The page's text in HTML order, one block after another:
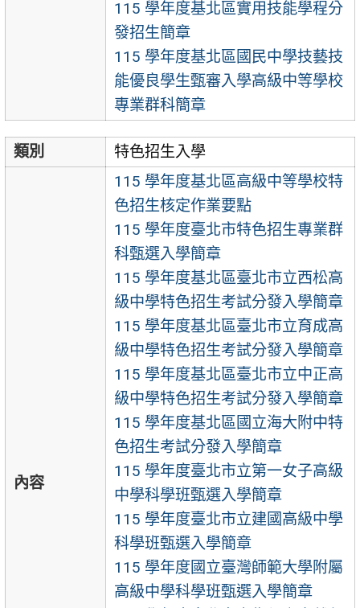
115 學年度基北區實用技能學程分
發招生簡章
115 學年度基北區國民中學技藝技
能優良學生甄審入學高級中等學校
專業群科簡章
類別 特色招生入學
內容
115 學年度基北區高級中等學校特
色招生核定作業要點
115 學年度臺北市特色招生專業群
科甄選入學簡章
115 學年度基北區臺北市立西松高
級中學特色招生考試分發入學簡章
115 學年度基北區臺北市立育成高
級中學特色招生考試分發入學簡章
115 學年度基北區臺北市立中正高
級中學特色招生考試分發入學簡章
115 學年度基北區國立海大附中特
色招生考試分發入學簡章
115 學年度臺北市立第一女子高級
中學科學班甄選入學簡章
115 學年度臺北市立建國高級中學
科學班甄選入學簡章
115 學年度國立臺灣師範大學附屬
高級中學科學班甄選入學簡章